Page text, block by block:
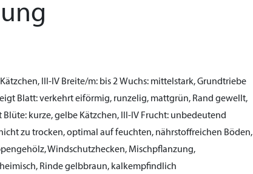
III-IV Breite/m: bis 2Wuchs: mittelstark, Grundtriebe
Blatt:verkehrt eiförmig, runzelig, mattgrün, Rand gewellt,
Blüte: kurze, gelbe Kätzchen, III-IV Frucht: unbedeutend
zu trocken, optimal auf feuchten, nährstoffreichen Böden,
Windschutzhecken, Mischpflanzung,
heimisch, Rinde gelbbraun, kalkempfindlich